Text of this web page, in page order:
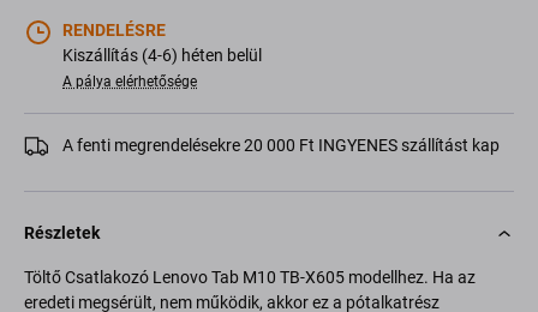
RENDELÉSRE
Kiszállítás (4-6) héten belül
A pálya elérhetősége
A fenti megrendelésekre 20 000 Ft INGYENES szállítást kap
Részletek
Töltő Csatlakozó Lenovo Tab M10 TB-X605 modellhez. Ha az
eredeti megsérült, nem működik, akkor ez a pótalkatrész